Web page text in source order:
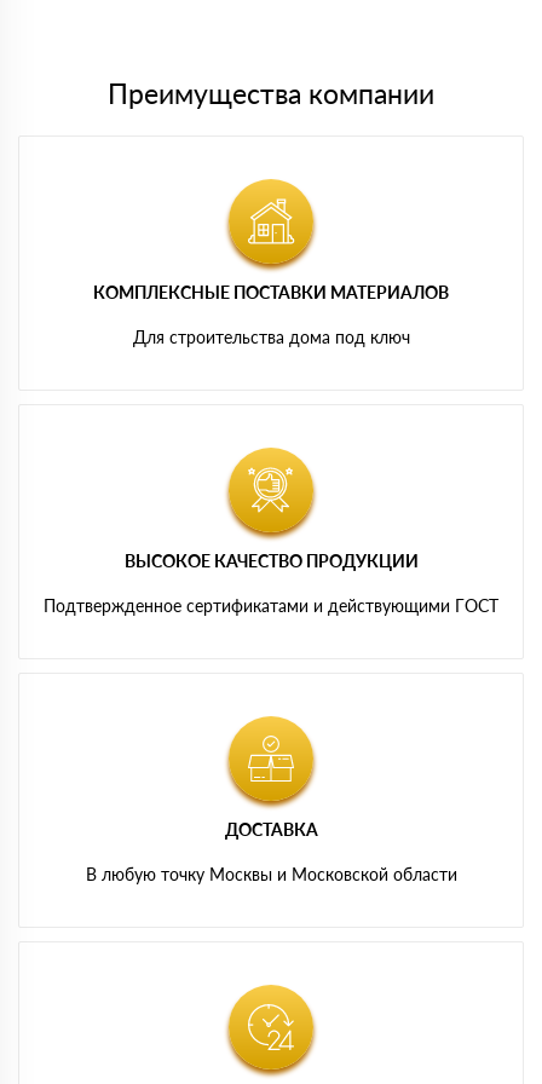
Преимущества компании
КОМПЛЕКСНЫЕ ПОСТАВКИ МАТЕРИАЛОВ
Для строительства дома под ключ
ВЫСОКОЕ КАЧЕСТВО ПРОДУКЦИИ
Подтвержденное сертификатами и действующими ГОСТ
ДОСТАВКА
В любую точку Москвы и Московской области